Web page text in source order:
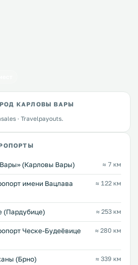
КАРЛОВЫ ВАРЫ
· Travelpayouts.
(Карловы Вары) ≈ 7 км
имени Вацлава
≈ 122 км
(Пардубице) ≈ 253 км
Ческе-Будеёвице
≈ 280 км
(Брно) ≈ 339 км